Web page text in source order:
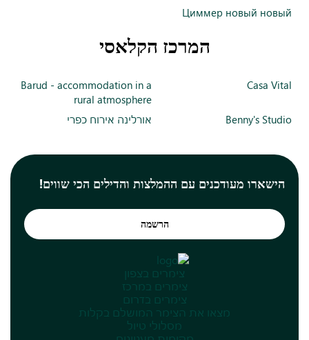
Циммер новый новый
המרכז הקלאסי
Casa Vital
Barud - accommodation in a
rural atmosphere
Benny's Studio
אורלינה אירוח כפרי
הישארו מעודכנים עם ההמלצות והדילים הכי שווים!
הרשמה
צימרים בצפון
צימרים במרכז
צימרים בדרום
מצאו את הצימר המושלם בקלות
מסלולי טיול